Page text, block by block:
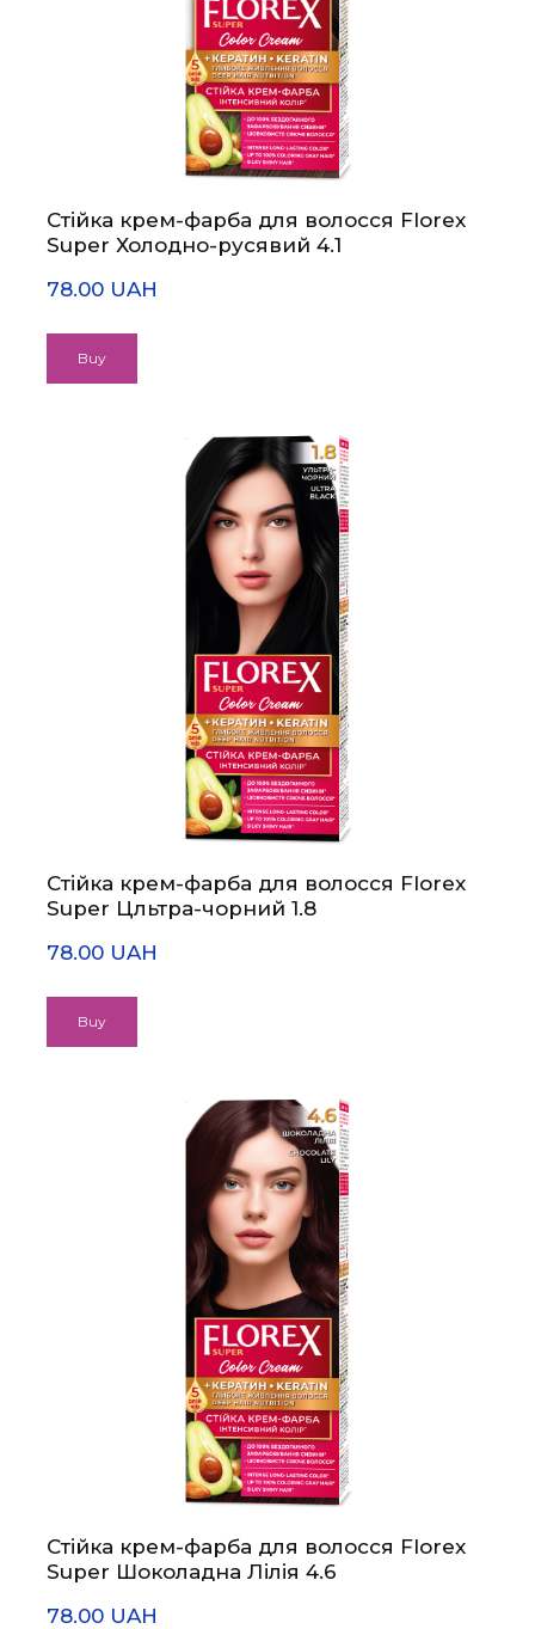
Стійка крем-фарба для волосся Florex
Super Холодно-русявий 4.1
78.00 UAH
Buy
Стійка крем-фарба для волосся Florex
Super Цльтра-чорний 1.8
78.00 UAH
Buy
Стійка крем-фарба для волосся Florex
Super Шоколадна Лілія 4.6
78.00 UAH